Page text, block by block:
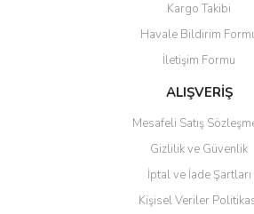
Ürün resmi kalitesiz, bozuk veya
Ürün açıklamasında eksik bilgiler
Ürün bilgilerinde hatalar bulunuyor.
Ürün fiyatı diğer sitelerden daha pahalı.
Kargo Takibi
Havale Bildirim
İletişim Formu
ALIŞVERİŞ
Mesafeli Satış
Gizlilik ve Güvenlik
İptal ve İade Şartları
Kişisel Veriler